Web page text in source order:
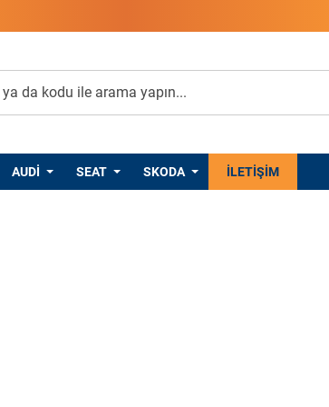
AUDI SEAT SKODA PORSCHE
İLETIŞIM